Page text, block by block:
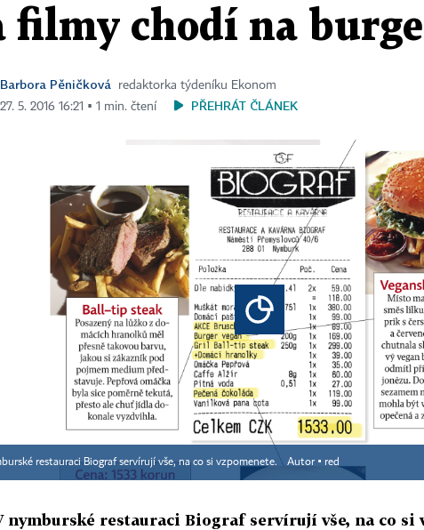
filmy chodí na
Barbora Pěničková
redaktorka týdeníku Ekonom
27. 5. 2016 16:21 ▪ 1 min. čtení
PŘEHRÁT ČLÁNEK
restauraci Biograf servírují vše, na co si vzpomenete. Autor ▪ red
nymburské restauraci Biograf servírují vše, na co si